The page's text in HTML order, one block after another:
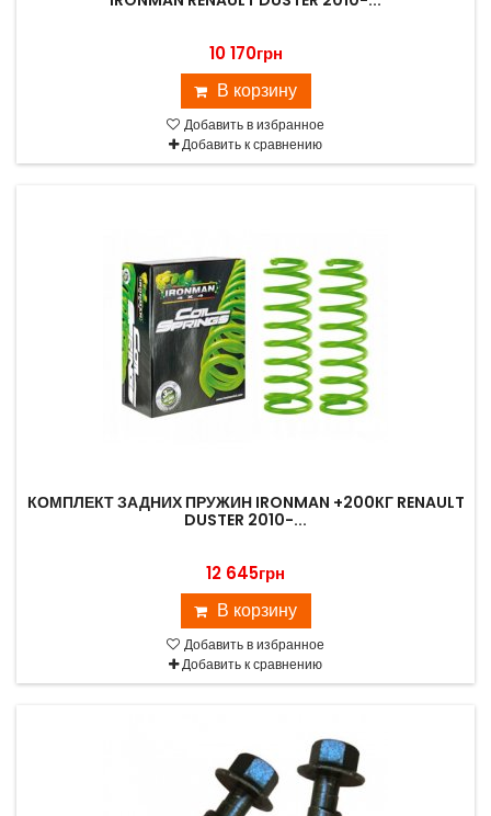
10 170грн
В корзину
Добавить в избранное
Добавить к сравнению
КОМПЛЕКТ ЗАДНИХ ПРУЖИН IRONMAN +200КГ RENAULT
DUSTER 2010-...
12 645грн
В корзину
Добавить в избранное
Добавить к сравнению